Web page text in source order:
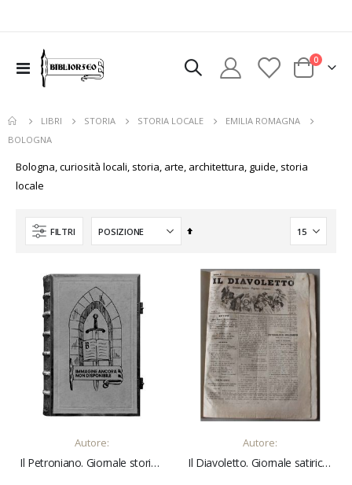
Toggle
Nav
Cart
0elementi
LIBRI STORIA STORIA LOCALE
EMILIA ROMAGNA
BOLOGNA
Bologna, curiosità locali, storia, arte, architettura, guide, storia
locale
FILTRI
Imposta
decrescente
AGGIUNGI AL CARRELLO
Autore:
Il Petroniano. Giornale storico istruttivo popolare teatrale/Periodico storico istruttivo popolare
AGGIUNGI AL CARRELLO
Autore:
Il Diavoletto. Giornale satirico-popolare-illustrato. Anno I, dal n. 1 al n. 25 (mancano i n. 17 e 18)